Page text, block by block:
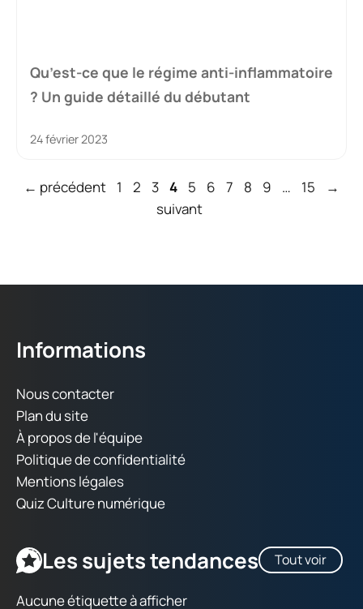
Qu’est-ce que le régime anti-inflammatoire
? Un guide détaillé du débutant
24 février 2023
← précédent Page
1 Page
2 Page
3 Page
4 Page
5 Page
6 Page
7 Page
8 Page
9 … Page
15
→
suivant
Informations
Nous contacter
Plan du site
À propos de l'équipe
Politique de confidentialité
Mentions légales
Quiz Culture numérique
Les sujets tendances Tout voir
Aucune étiquette à afficher